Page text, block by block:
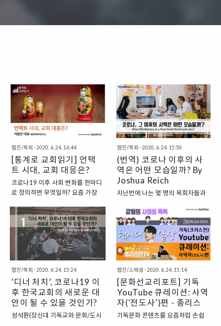
웹진/목회 · 2020. 6. 24. 16:44
[통계로 교회읽기] 언택
트 시대, 교회 대응은?
코로나19 이후 사회 변화를 한마디
로 정의하면 무엇일까? 요즘 가장
로나19 이후 사회를 가장 함축적으
로 설명하고 있다. 코로나19 이전에
‘언택트(untact)’라는 단어가 나올
정도로 비대면 접촉이 늘어난 것은
비대면 접촉이 기능적 편리성을 제
공해 줄 뿐만 아니라 인간관계를 축
소하고자 하는 현대인의 관성에 부
합하기 때문이다. 그런데 코로나19
로 인해서 주변 사람들에 대한 경계
심이 늘어나면서 더더욱 사람들과
의 대면 접촉을 피하려는 심리와 행
동이 더해져서 일부 마케팅 연구자
웹진/목회 · 2020. 6. 24. 15:50
(번역) 코로나 이후의 사
역은 어떤 모습일까? By
Joshua Reich
지난번에 나는 몇 명의 목회자들과
였는데, 우리는 그 대화에서 코로나
이후의 시대에서 ‘무엇이 효과가 있
고 무엇이 효과가 없는지’에 대한 이
야기를 나눴다. 대화가 진행되면서
우리는 코로나 이후에 교회가 겪을
일들이 무엇인지에 대해 논의하게
되었다. 분명 다가올 세상은 코로나
이전인 1월 달의 모습과는 많이 다
를 것이다. 어떤 이들은 이 모든 것
이 지나가면 다시 예전 그대로의 삶
을 되돌릴 수 있을 것이라고 생각하
웹진/목회 · 2020. 6. 24. 15:24
‘디너 처치’, 코로나19 이
후 한국교회의 새로운 대
안이 될 수 있을 것인가?
(1)
성석환(장신대 기독교와 문화/도시
웹진/스페셜 · 2020. 6. 24. 15:14
[문화선교리포트] 기독
YouTube 큐레이션: 사역
자('전도사')편 - 종리스
찬TV, 헌이의 일상, 강림
기독문화 콘텐츠를 요즘처럼 손쉽